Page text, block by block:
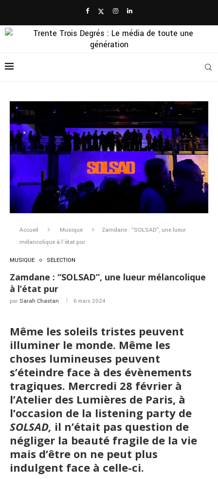
Accueil Musique
Zamdane : “SOLSAD”, une lueur
mélancolique à l’état pur
MUSIQUE SÉLECTION
Zamdane : “SOLSAD”, une lueur mélancolique
à l’état pur
par Sarah Chastan 6 mars 2024
Même les soleils tristes peuvent
illuminer le monde. Même les
choses lumineuses peuvent
s’éteindre face à des évènements
tragiques. Mercredi 28 février à
l’Atelier des Lumières de Paris, à
l’occasion de la listening party de
SOLSAD, il n’était pas question de
négliger la beauté fragile de la vie
mais d’être on ne peut plus
indulgent face à celle-ci.